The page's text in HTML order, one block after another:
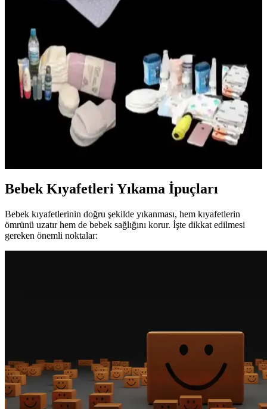
Hastane Çantası Bebek İçin: Yeni Anneler İçin
Gerekli Hazırlık Rehberi
Yeni anne ve bebekler için hastane çantasında bulunması gereken
temel eşyalar, hazırlık ipuçları ve pratik öneriler bu rehberde detaylı
şekilde anlatılmaktadır.
Doğum Çantası Hazırlama Rehberi: Yeni Doğan ve
Annelik Sürecinde İhtiyacınız Olanlar
Doğum çantası, anne ve bebek için temel ihtiyaçları organize eden
önemli bir araçtır. Doğru hazırlık, doğum sürecini stressiz ve
Bebek Kıyafetleri Yıkama İpuçları
Bebek kıyafetlerinin doğru şekilde yıkanması, hem kıyafetlerin
ömrünü uzatır hem de bebek sağlığını korur. İşte dikkat edilmesi
gereken önemli noktalar: